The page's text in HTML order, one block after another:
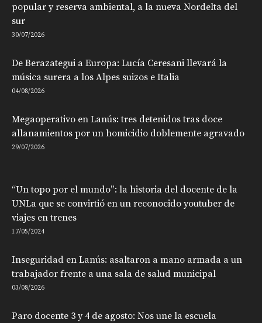
popular y reserva ambiental, a la nueva Nordelta del
sur
30/07/2026
De Berazategui a Europa: Lucía Ceresani llevará la
música surera a los Alpes suizos e Italia
04/08/2026
Megaoperativo en Lanús: tres detenidos tras doce
allanamientos por un homicidio doblemente agravado
29/07/2026
“Un topo por el mundo”: la historia del docente de la
UNLa que se convirtió en un reconocido youtuber de
viajes en trenes
17/05/2024
Inseguridad en Lanús: asaltaron a mano armada a un
trabajador frente a una sala de salud municipal
03/08/2026
Paro docente 3 y 4 de agosto: Nos une la escuela